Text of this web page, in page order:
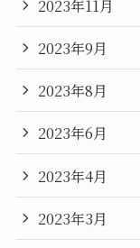
2023年11月
2023年9月
2023年8月
2023年6月
2023年4月
2023年3月